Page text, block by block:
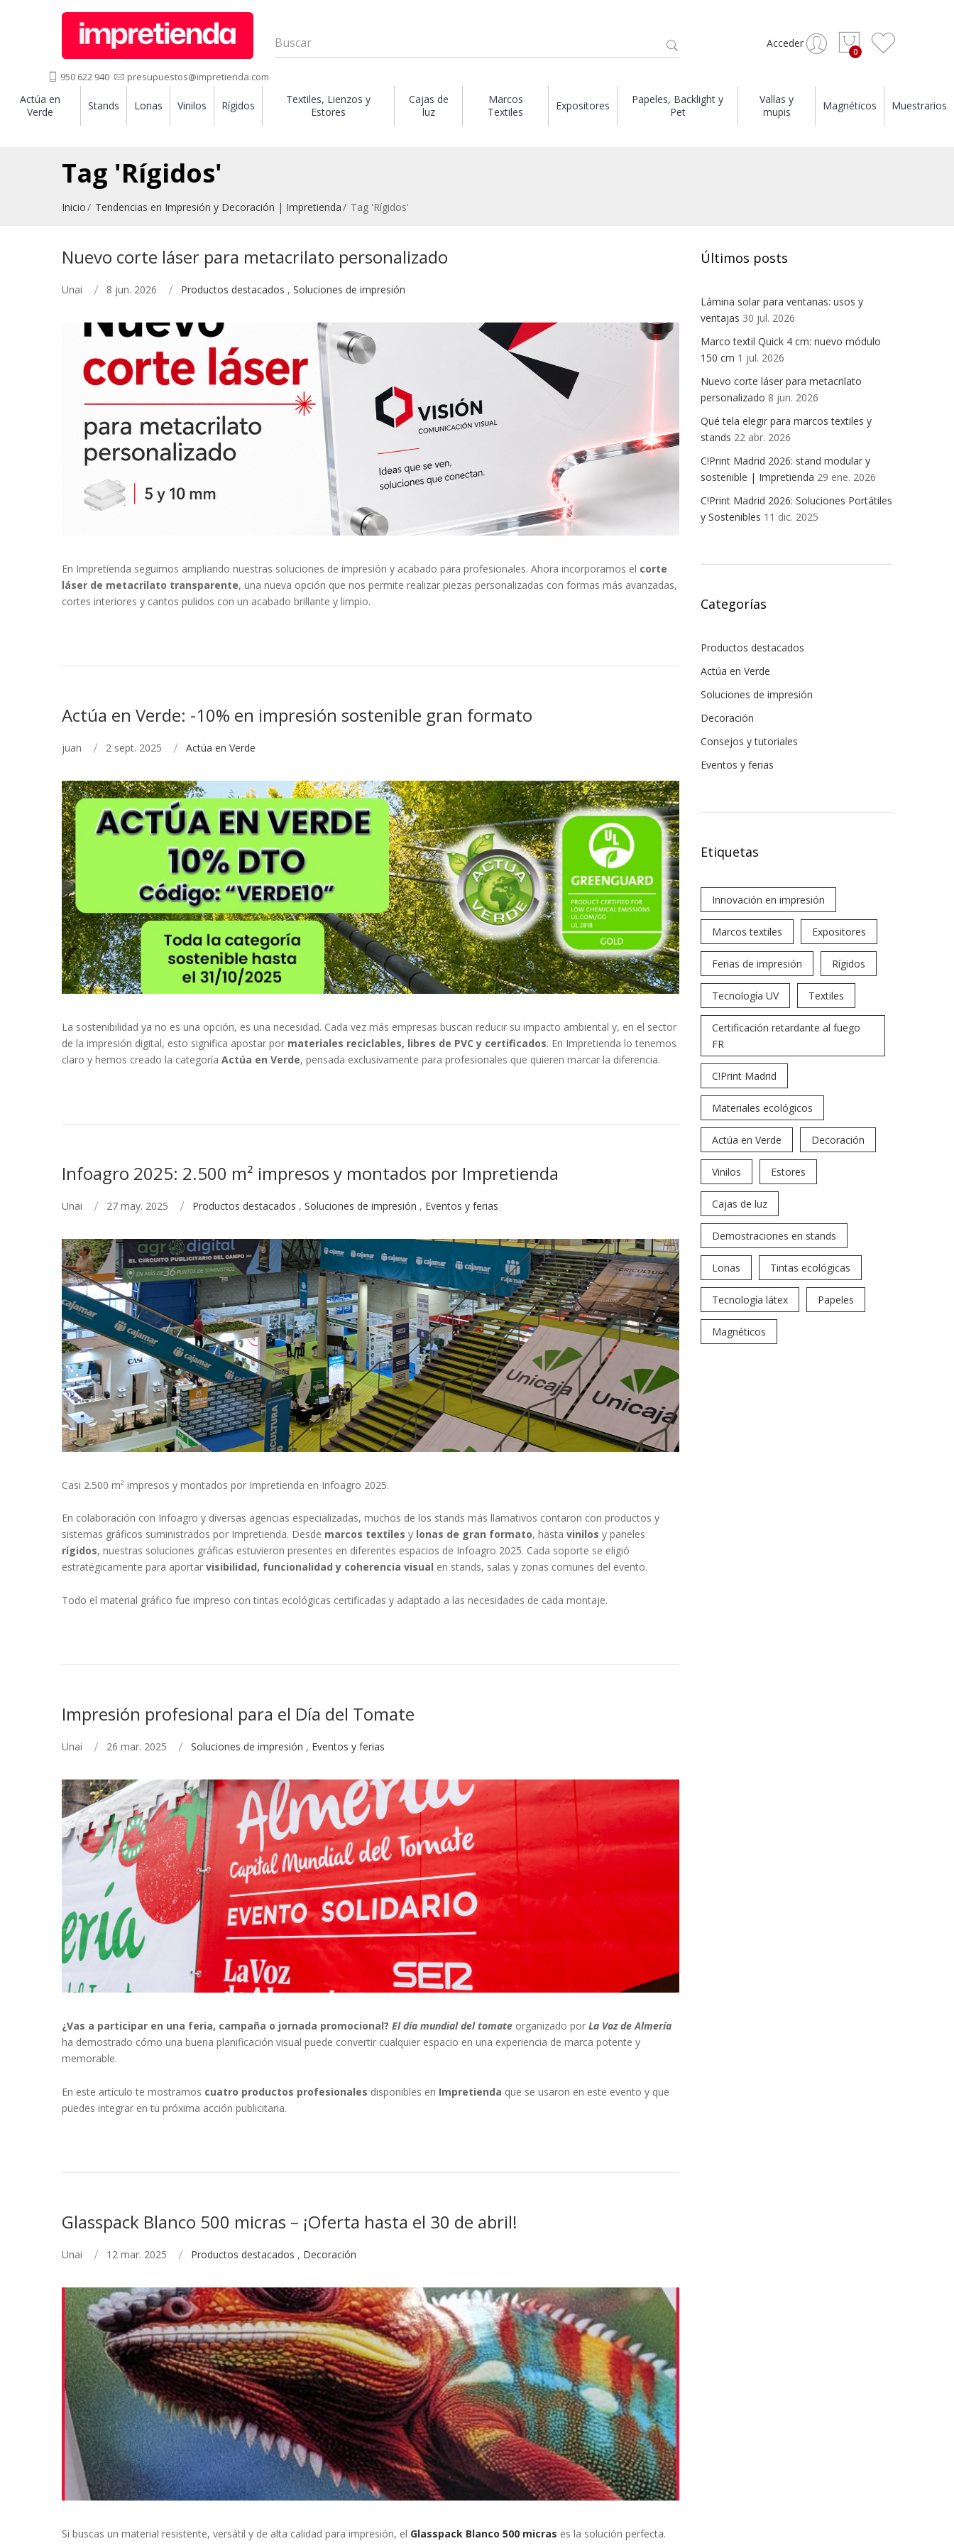
¿Olvidó su contraseña?
950 622 940 presupuestos@impretienda.com
Acceder
Actúa en
Verde
Stands Lonas Vinilos Rígidos
Textiles, Lienzos y
Estores
Cajas de
luz
Marcos
Textiles
Expositores
Papeles, Backlight y
Pet
Vallas y
mupis
Magnéticos Muestrarios
Tag 'Rígidos'
Inicio Tendencias en Impresión y Decoración | Impretienda Tag 'Rígidos'
Nuevo corte láser para metacrilato personalizado
Unai 8 jun. 2026 Productos destacados , Soluciones de impresión
En Impretienda seguimos ampliando nuestras soluciones de impresión y acabado para profesionales. Ahora incorporamos el corte
láser de metacrilato transparente, una nueva opción que nos permite realizar piezas personalizadas con formas más avanzadas,
cortes interiores y cantos pulidos con un acabado brillante y limpio.
Actúa en Verde: -10% en impresión sostenible gran formato
juan 2 sept. 2025 Actúa en Verde
La sostenibilidad ya no es una opción, es una necesidad. Cada vez más empresas buscan reducir su impacto ambiental y, en el sector
de la impresión digital, esto significa apostar por materiales reciclables, libres de PVC y certificados. En Impretienda lo tenemos
claro y hemos creado la categoría Actúa en Verde, pensada exclusivamente para profesionales que quieren marcar la diferencia.
Infoagro 2025: 2.500 m² impresos y montados por Impretienda
Unai 27 may. 2025 Productos destacados , Soluciones de impresión , Eventos y ferias
Casi 2.500 m² impresos y montados por Impretienda en Infoagro 2025.
En colaboración con Infoagro y diversas agencias especializadas, muchos de los stands más llamativos contaron con productos y
sistemas gráficos suministrados por Impretienda. Desde marcos textiles y lonas de gran formato, hasta vinilos y paneles
rígidos, nuestras soluciones gráficas estuvieron presentes en diferentes espacios de Infoagro 2025. Cada soporte se eligió
estratégicamente para aportar visibilidad, funcionalidad y coherencia visual en stands, salas y zonas comunes del evento.
Todo el material gráfico fue impreso con tintas ecológicas certificadas y adaptado a las necesidades de cada montaje.
Impresión profesional para el Día del Tomate
Unai 26 mar. 2025 Soluciones de impresión , Eventos y ferias
¿Vas a participar en una feria, campaña o jornada promocional? El día mundial del tomate organizado por La Voz de Almería
ha demostrado cómo una buena planificación visual puede convertir cualquier espacio en una experiencia de marca potente y
memorable.
En este artículo te mostramos cuatro productos profesionales disponibles en Impretienda que se usaron en este evento y que
puedes integrar en tu próxima acción publicitaria.
Glasspack Blanco 500 micras – ¡Oferta hasta el 30 de abril!
Unai 12 mar. 2025 Productos destacados , Decoración
Si buscas un material resistente, versátil y de alta calidad para impresión, el Glasspack Blanco 500 micras es la solución perfecta.
Últimos posts
Lámina solar para ventanas: usos y
ventajas 30 jul. 2026
Marco textil Quick 4 cm: nuevo módulo
150 cm 1 jul. 2026
Nuevo corte láser para metacrilato
personalizado 8 jun. 2026
Qué tela elegir para marcos textiles y
stands 22 abr. 2026
C!Print Madrid 2026: stand modular y
sostenible | Impretienda 29 ene. 2026
C!Print Madrid 2026: Soluciones Portátiles
y Sostenibles 11 dic. 2025
Categorías
Productos destacados
Actúa en Verde
Soluciones de impresión
Decoración
Consejos y tutoriales
Eventos y ferias
Etiquetas
Innovación en impresión
Marcos textiles Expositores
Ferias de impresión Rígidos
Tecnología UV Textiles
Certificación retardante al fuego
FR
C!Print Madrid
Materiales ecológicos
Actúa en Verde Decoración
Vinilos Estores
Cajas de luz
Demostraciones en stands
Lonas Tintas ecológicas
Tecnología látex Papeles
Magnéticos